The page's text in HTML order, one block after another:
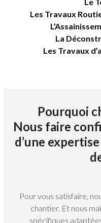
Le
Les Travaux
La
Les Travaux
Pourquoi
Nous faire
d’une
Pour vous satisfaire,
chantier. Et nous
spécifiques